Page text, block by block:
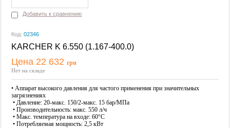
Добавить к сравнению
Код:02346
KARCHER K 6.550 (1.167-400.0)
Купить
Цена 22 632грн
Нет на складе
• Аппарат высокого давления для частого применения при значительных
загрязнениях
• Давление: 20-макс. 150/2-макс. 15 бар/МПа
• Производительность: макс. 550 л/ч
• Макс. температура на входе: 60°C
• Потребляемая мощность: 2,5 кВт